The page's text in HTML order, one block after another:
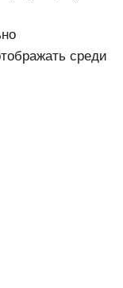
среди